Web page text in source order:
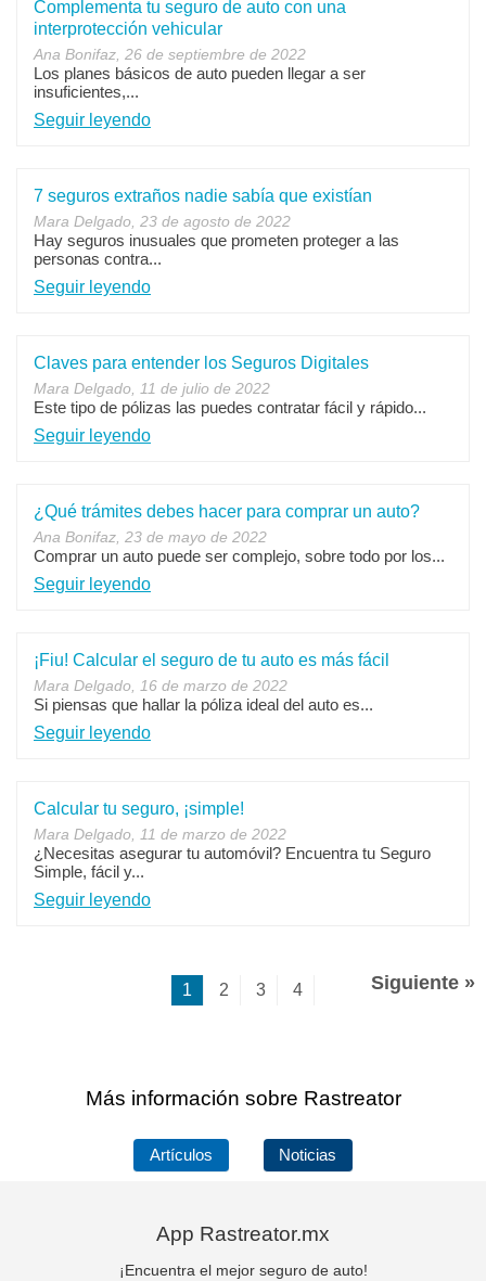
Complementa tu seguro de auto con una
interprotección vehicular
Ana Bonifaz, 26 de septiembre de 2022
Los planes básicos de auto pueden llegar a ser
insuficientes,...
Seguir leyendo
7 seguros extraños nadie sabía que existían
Mara Delgado, 23 de agosto de 2022
Hay seguros inusuales que prometen proteger a las
personas contra...
Seguir leyendo
Claves para entender los Seguros Digitales
Mara Delgado, 11 de julio de 2022
Este tipo de pólizas las puedes contratar fácil y rápido...
Seguir leyendo
¿Qué trámites debes hacer para comprar un auto?
Ana Bonifaz, 23 de mayo de 2022
Comprar un auto puede ser complejo, sobre todo por los...
Seguir leyendo
¡Fiu! Calcular el seguro de tu auto es más fácil
Mara Delgado, 16 de marzo de 2022
Si piensas que hallar la póliza ideal del auto es...
Seguir leyendo
Calcular tu seguro, ¡simple!
Mara Delgado, 11 de marzo de 2022
¿Necesitas asegurar tu automóvil? Encuentra tu Seguro
Simple, fácil y...
Seguir leyendo
1 2 3 4 Siguiente »
Más información sobre Rastreator
Artículos Noticias
App Rastreator.mx
¡Encuentra el mejor seguro de auto!